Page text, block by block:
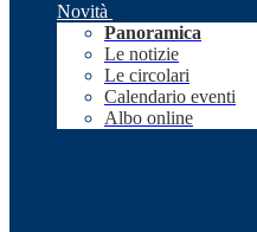
Novità
Panoramica
Le notizie
Le circolari
Calendario eventi
Albo online